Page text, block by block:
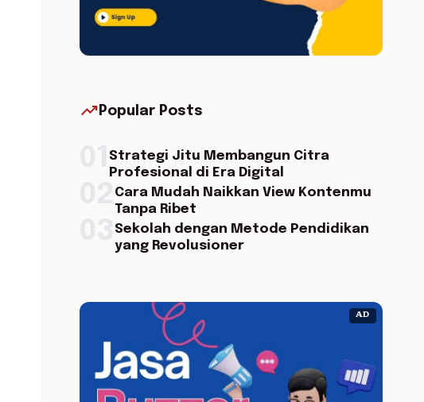
trending_up Popular Posts
Strategi Jitu Membangun Citra
Profesional di Era Digital
Cara Mudah Naikkan View Kontenmu
Tanpa Ribet
Sekolah dengan Metode Pendidikan
yang Revolusioner
AD